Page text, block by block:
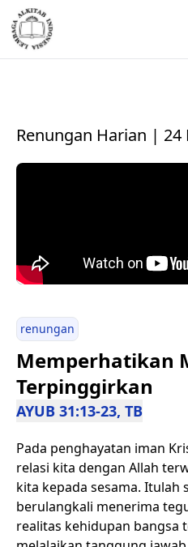
Renungan Harian | 24
renungan
Memperhatikan
Terpinggirkan
AYUB 31:13-23, TB
Pada penghayatan iman
relasi kita dengan Allah
kita kepada sesama. Itulah
berulangkali menerima
realitas kehidupan bangsa